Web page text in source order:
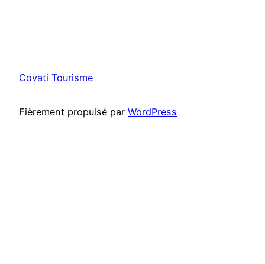
Covati Tourisme
Fièrement propulsé par WordPress